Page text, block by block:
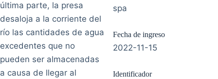
última parte, la presa
desaloja a la corriente del
río las cantidades de agua
excedentes que no
pueden ser almacenadas
a causa de llegar al
spa
Fecha de ingreso
2022-11-15
Identificador